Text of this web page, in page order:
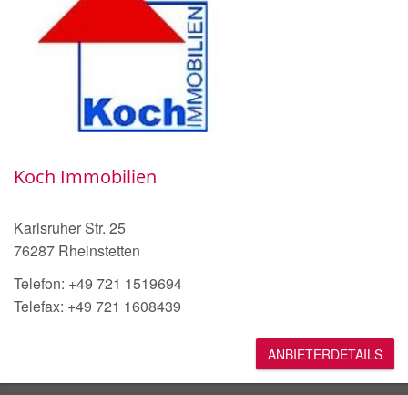
Koch Immobilien
Karlsruher Str. 25
76287 Rheinstetten
Telefon: +49 721 1519694
Telefax: +49 721 1608439
ANBIETERDETAILS